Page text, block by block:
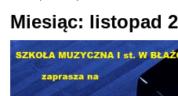
Miesiąc: listopad